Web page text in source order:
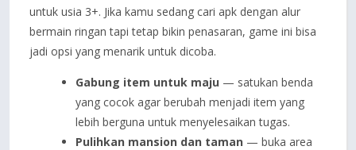
untuk usia 3+. Jika kamu sedang cari apk dengan alur
bermain ringan tapi tetap bikin penasaran, game ini bisa
jadi opsi yang menarik untuk dicoba.
Gabung item untuk maju — satukan benda
yang cocok agar berubah menjadi item yang
lebih berguna untuk menyelesaikan tugas.
Pulihkan mansion dan taman — buka area